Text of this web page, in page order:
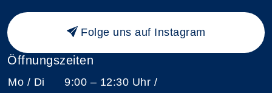
Folge uns auf Instagram
Öffnungszeiten
Mo / Di
9:00 – 12:30 Uhr /